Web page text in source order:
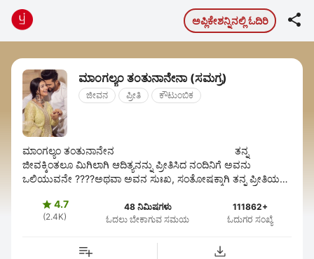
ಅಪ್ಲಿಕೇಶನ್ನಿನಲ್ಲಿ ಓದಿರಿ 
ಮಾಂಗಲ್ಯಂ ತಂತುನಾನೇನಾ (ಸಮಗ್ರ)
ಜೀವನ ಪ್ರೀತಿ ಕೌಟುಂಬಿಕ
ಮಾಂಗಲ್ಯಂ ತಂತುನಾನೇನ ತನ್ನ
ಜೀವಕ್ಕಿಂತಲೂ ಮಿಗಿಲಾಗಿ ಆದಿತ್ಯನನ್ನು ಪ್ರೀತಿಸಿದ ನಂದಿನಿಗೆ ಅವನು
ಒಲಿಯುವನೇ ????ಅಥವಾ ಅವನ ಸುಃಖ, ಸಂತೋಷಕ್ಕಾಗಿ ತನ್ನ ಪ್ರೀತಿಯನ್ನೇ
4.7
(2.4K)
48 ನಿಮಿಷಗಳು
ಓದಲು ಬೇಕಾಗುವ ಸಮಯ
111862+
ಓದುಗರ ಸಂಖ್ಯೆ